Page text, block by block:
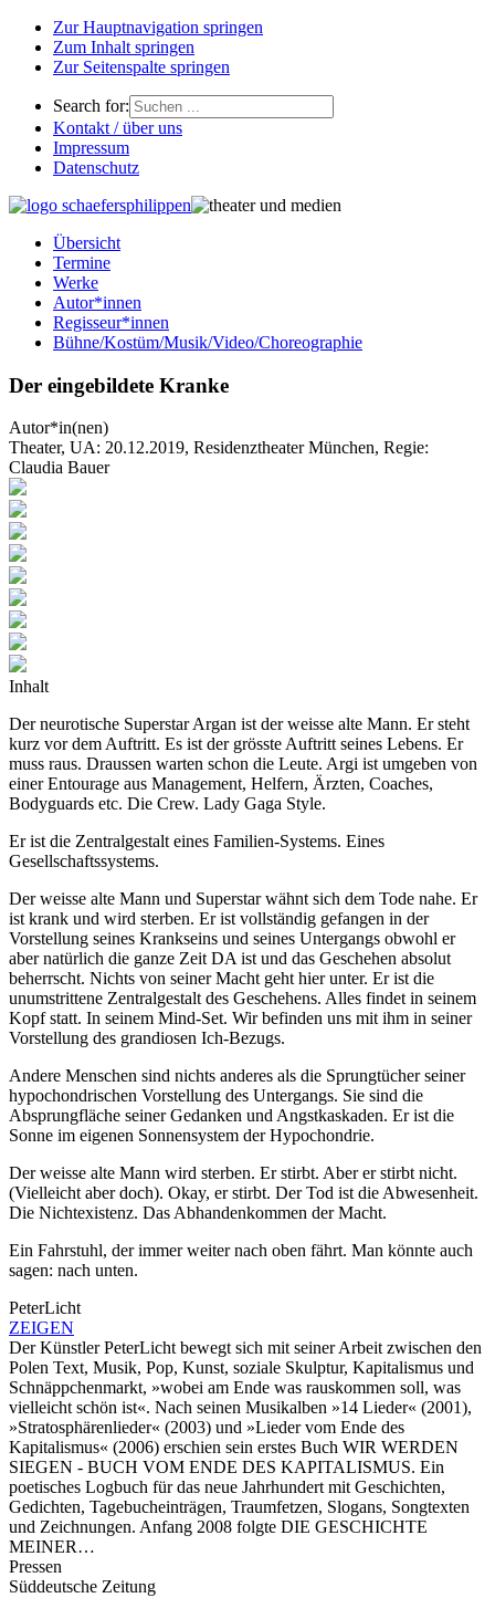
Zur Hauptnavigation springen
Zum Inhalt springen
Zur Seitenspalte springen
Search for:
Kontakt / über uns
Impressum
Datenschutz
Übersicht
Termine
Werke
Autor*innen
Regisseur*innen
Bühne/Kostüm/Musik/Video/Choreographie
Der eingebildete Kranke
Autor*in(nen)
Theater, UA: 20.12.2019, Residenztheater München, Regie:
Claudia Bauer
Inhalt
Der neurotische Superstar Argan ist der weisse alte Mann. Er steht
kurz vor dem Auftritt. Es ist der grösste Auftritt seines Lebens. Er
muss raus. Draussen warten schon die Leute. Argi ist umgeben von
einer Entourage aus Management, Helfern, Ärzten, Coaches,
Bodyguards etc. Die Crew. Lady Gaga Style.
Er ist die Zentralgestalt eines Familien-Systems. Eines
Gesellschaftssystems.
Der weisse alte Mann und Superstar wähnt sich dem Tode nahe. Er
ist krank und wird sterben. Er ist vollständig gefangen in der
Vorstellung seines Krankseins und seines Untergangs obwohl er
aber natürlich die ganze Zeit DA ist und das Geschehen absolut
beherrscht. Nichts von seiner Macht geht hier unter. Er ist die
unumstrittene Zentralgestalt des Geschehens. Alles findet in seinem
Kopf statt. In seinem Mind-Set. Wir befinden uns mit ihm in seiner
Vorstellung des grandiosen Ich-Bezugs.
Andere Menschen sind nichts anderes als die Sprungtücher seiner
hypochondrischen Vorstellung des Untergangs. Sie sind die
Absprungfläche seiner Gedanken und Angstkaskaden. Er ist die
Sonne im eigenen Sonnensystem der Hypochondrie.
Der weisse alte Mann wird sterben. Er stirbt. Aber er stirbt nicht.
(Vielleicht aber doch). Okay, er stirbt. Der Tod ist die Abwesenheit.
Die Nichtexistenz. Das Abhandenkommen der Macht.
Ein Fahrstuhl, der immer weiter nach oben fährt. Man könnte auch
sagen: nach unten.
PeterLicht
ZEIGEN
Der Künstler PeterLicht bewegt sich mit seiner Arbeit zwischen den
Polen Text, Musik, Pop, Kunst, soziale Skulptur, Kapitalismus und
Schnäppchenmarkt, »wobei am Ende was rauskommen soll, was
vielleicht schön ist«. Nach seinen Musikalben »14 Lieder« (2001),
»Stratosphärenlieder« (2003) und »Lieder vom Ende des
Kapitalismus« (2006) erschien sein erstes Buch WIR WERDEN
SIEGEN - BUCH VOM ENDE DES KAPITALISMUS. Ein
poetisches Logbuch für das neue Jahrhundert mit Geschichten,
Gedichten, Tagebucheinträgen, Traumfetzen, Slogans, Songtexten
und Zeichnungen. Anfang 2008 folgte DIE GESCHICHTE
MEINER…
Pressen
Süddeutsche Zeitung